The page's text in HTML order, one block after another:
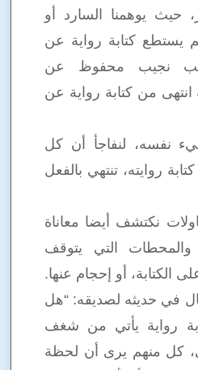
حيث يوهمنا السارد أو
يستطع كتابة رواية عن
كتب نجيب محفوظ عن
انتهى من كتابة رواية عن
نفسه، لنفاجأ أن كل
روايته، تنتهي بالفعل
نكتشف أيضا معاناة
والمحطات التي يتوقف
الكتابة، أو إحجام عنها.
في حديثه لصديقه: “هل
رواية يأتي من شغف
كل منهم يرى أن لحظة